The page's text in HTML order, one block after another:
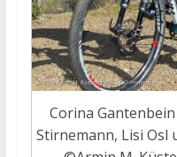
Corina
Stirnemann, Lisi Osl